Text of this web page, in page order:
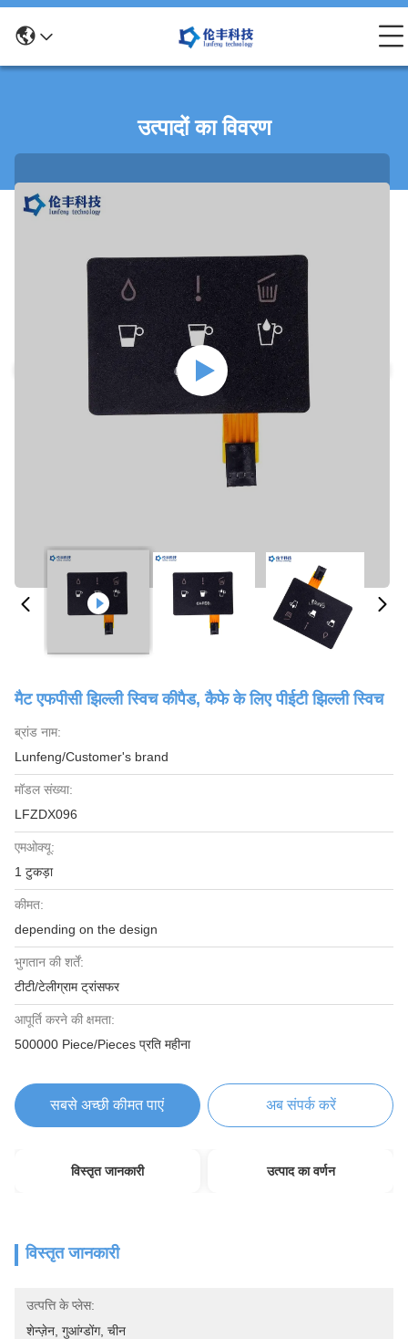
उत्पादों का विवरण
मैट एफपीसी झिल्ली स्विच कीपैड, कैफे के लिए पीईटी झिल्ली स्विच
ब्रांड नाम:
Lunfeng/Customer's brand
मॉडल संख्या:
LFZDX096
एमओक्यू:
1 टुकड़ा
कीमत:
depending on the design
भुगतान की शर्तें:
टीटी/टेलीग्राम ट्रांसफर
आपूर्ति करने की क्षमता:
500000 Piece/Pieces प्रति महीना
सबसे अच्छी कीमत पाएं अब संपर्क करें
विस्तृत जानकारी उत्पाद का वर्णन
विस्तृत जानकारी
उत्पत्ति के प्लेस:
शेन्ज़ेन, गुआंग्डोंग, चीन